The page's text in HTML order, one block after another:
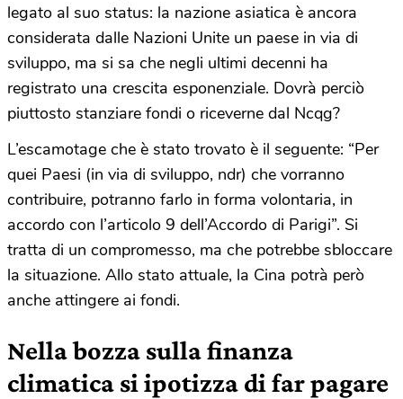
legato al suo status: la nazione asiatica è ancora
considerata dalle Nazioni Unite un paese in via di
sviluppo, ma si sa che negli ultimi decenni ha
registrato una crescita esponenziale. Dovrà perciò
piuttosto stanziare fondi o riceverne dal Ncqg?
L’escamotage che è stato trovato è il seguente: “Per
quei Paesi (in via di sviluppo, ndr) che vorranno
contribuire, potranno farlo in forma volontaria, in
accordo con l’articolo 9 dell’Accordo di Parigi”. Si
tratta di un compromesso, ma che potrebbe sbloccare
la situazione. Allo stato attuale, la Cina potrà però
anche attingere ai fondi.
Nella bozza sulla finanza
climatica si ipotizza di far pagare